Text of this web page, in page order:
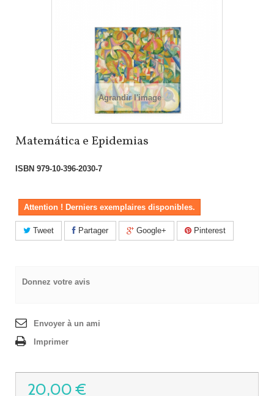
Agrandir l'image
Matemática e Epidemias
ISBN 979-10-396-2030-7
Attention ! Derniers exemplaires disponibles.
Tweet Partager Google+ Pinterest
Donnez votre avis
Envoyer à un ami
Imprimer
20,00 €